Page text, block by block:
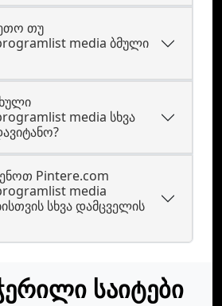
თუ
media ბმული
media სხვა
Pintere.com
media
სხვა დამცველის
საიტები